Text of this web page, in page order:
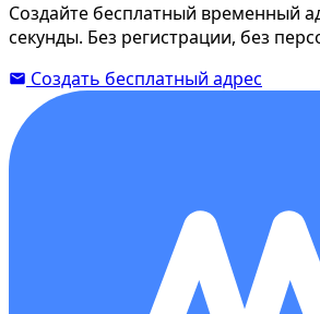
Создайте бесплатный временный
секунды. Без регистрации, без
Создать бесплатный адрес